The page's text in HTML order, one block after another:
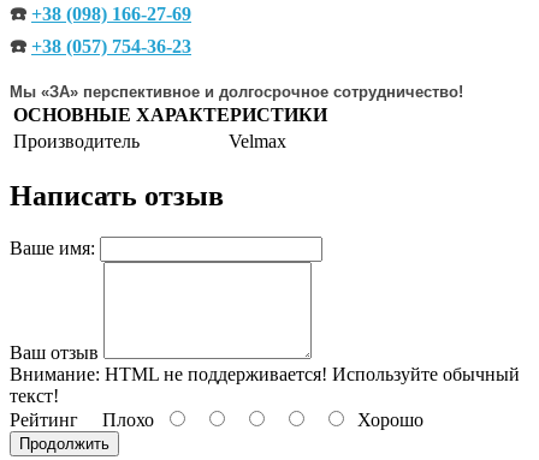
☎️ +38 (098) 166-27-69
☎️ +38 (057) 754-36-23
Мы «ЗА» перспективное и долгосрочное сотрудничество!
ОСНОВНЫЕ ХАРАКТЕРИСТИКИ
Производитель
Velmax
Написать отзыв
Ваше имя:
Ваш отзыв
Внимание: HTML не поддерживается! Используйте обычный
текст!
Рейтинг Плохо Хорошо
Продолжить